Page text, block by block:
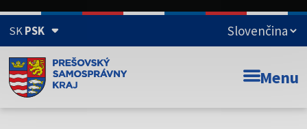
SKPSK
Doména psk.sk je oficiálna
Toto je oficiálna webová stránka Prešovského
Menu